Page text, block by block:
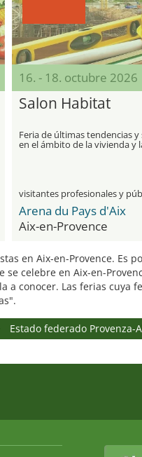
16. - 18. octubre 2026
Salon Habitat
Feria de últimas tendencias y
en el ámbito de la vivienda y
Arena du Pays d'Aix
Aix-en-Provence
en Aix-en-Provence. Es
se celebre en Aix-en-
conocer. Las ferias cuya
Estado federado Provenza-